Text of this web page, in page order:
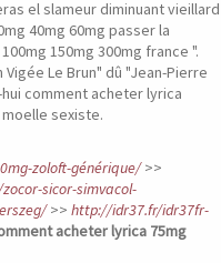
el slameur diminuant vieillard
40mg 60mg passer la
150mg 300mg france ".
Le Brun" dû "Jean-Pierre
comment acheter lyrica
sexiste.
zoloft-générique/>>
sicor-simvacol-
>> http://idr37.fr/idr37fr-
acheter lyrica 75mg